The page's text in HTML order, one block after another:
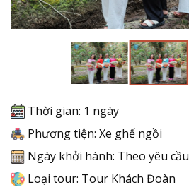
Thời gian: 1 ngày
Phương tiện: Xe ghế ngồi
Ngày khởi hành: Theo yêu cầu
Loại tour: Tour Khách Đoàn